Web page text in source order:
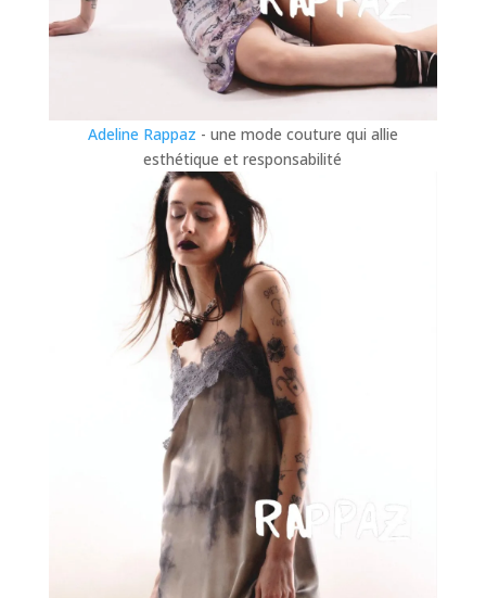
Adeline Rappaz - une mode couture qui allie
esthétique et responsabilité